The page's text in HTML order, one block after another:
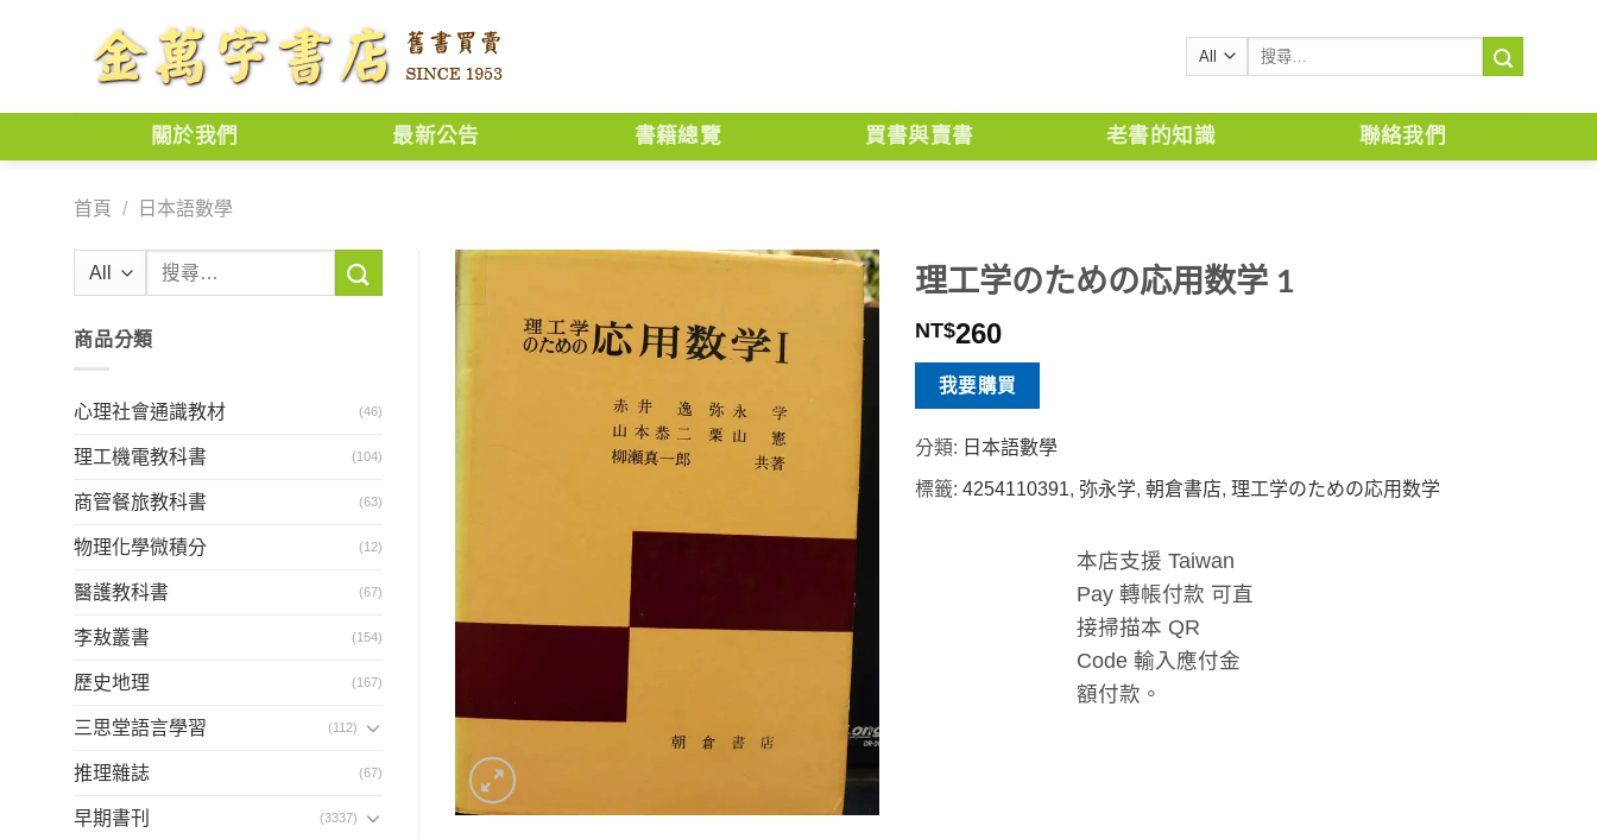
搜
鍵
關於我們 最新公告 書籍總覽 買書與賣書 老書的知識 聯絡我們
首頁 / 日本語數學
鍵
商品分類
心理社會通識教材 (46)
理工機電教科書 (104)
商管餐旅教科書 (63)
物理化學微積分 (12)
醫護教科書 (67)
李敖叢書 (154)
歷史地理 (167)
三思堂語言學習 (112)
推理雜誌 (67)
早期書刊 (3337)
理工学のための応用数学 1
NT$260
我要購買
分類: 日本語數學
標籤:4254110391, 弥永学,朝倉書店, 理工学のための応用数学
本店支援 Taiwan
Pay 轉帳付款 可直
接掃描本 QR
Code 輸入應付金
額付款。